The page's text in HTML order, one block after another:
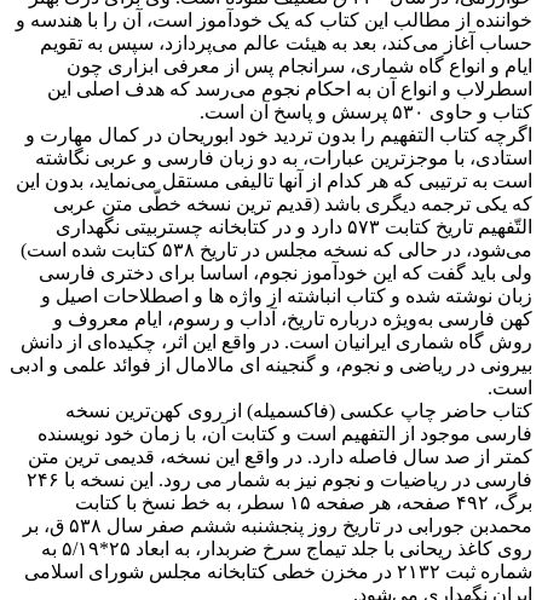
خواننده از مطالب این کتاب که یک خودآموز است، آن را با هندسه و
حساب آغاز می‌کند، بعد به هیئت عالم می‌پردازد، سپس به تقویم
ایام و انواع گاه شماری، سرانجام پس از معرفی ابزاری چون
اسطرلاب و انواع آن به احکام نجوم می‌رسد که هدف اصلی این
کتاب و حاوی ۵۳۰ پرسش و پاسخ آن است.
اگرچه کتاب التفهیم را بدون تردید خود ابوریحان در کمال مهارت و
استادی، با موجزترین عبارات، به دو زبان فارسی و عربی نگاشته
است به ترتیبی که هر کدام از آنها تالیفی مستقل می‌نماید، بدون این
که یکی ترجمه دیگری باشد (قدیم ترین نسخه خطّی متن عربی
التّفهیم تاریخ کتابت ۵۷۳ دارد و در کتابخانه چستربیتی نگهداری
می‌شود، در حالی که نسخه مجلس در تاریخ ۵۳۸ کتابت شده است)
ولی باید گفت که این خودآموز نجوم، اساسا برای دختری فارسی
زبان نوشته شده و کتاب انباشته از واژه ها و اصطلاحات اصیل و
کهن فارسی به‌ویژه درباره تاریخ، آداب و رسوم، ایام معروف و
روش گاه شماری ایرانیان است. در واقع این اثر، چکیده‌ای از دانش
بیرونی در ریاضی و نجوم، و گنجینه ای مالامال از فوائد علمی و ادبی
است.
کتاب حاضر چاپ عکسی (فاکسمیله) از روی کهن‌ترین نسخه
فارسی موجود از التفهیم است و کتابت آن، با زمان خود نویسنده
کمتر از صد سال فاصله دارد. در واقع این نسخه، قدیمی ترین متن
فارسی در ریاضیات و نجوم نیز به شمار می رود. این نسخه با ۲۴۶
برگ، ۴۹۲ صفحه، هر صفحه ۱۵ سطر، به خط نسخ با کتابت
محمدبن جورابی در تاریخ روز پنجشنبه ششم صفر سال ۵۳۸ ق، بر
روی کاغذ ریحانی با جلد تیماج سرخ ضربدار، به ابعاد ۲۵*۵/۱۹ به
شماره ثبت ۲۱۳۲ در مخزن خطی کتابخانه مجلس شورای اسلامی
ایران نگهداری می‌شود.